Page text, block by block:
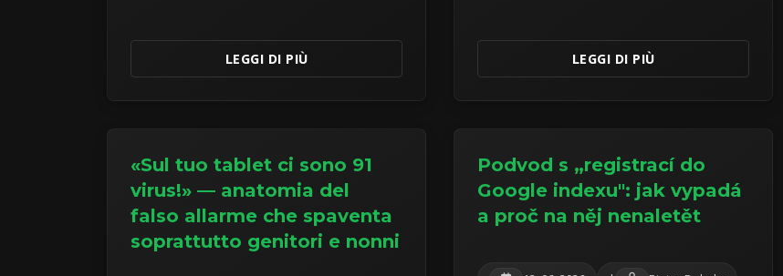
Microsoft 365.
LEGGI DI PIÙ LEGGI DI PIÙ
«Sul tuo tablet ci sono 91
virus!» — anatomia del
falso allarme che spaventa
soprattutto genitori e nonni
Podvod s „registrací do
Google indexu": jak vypadá
a proč na něj nenaletět